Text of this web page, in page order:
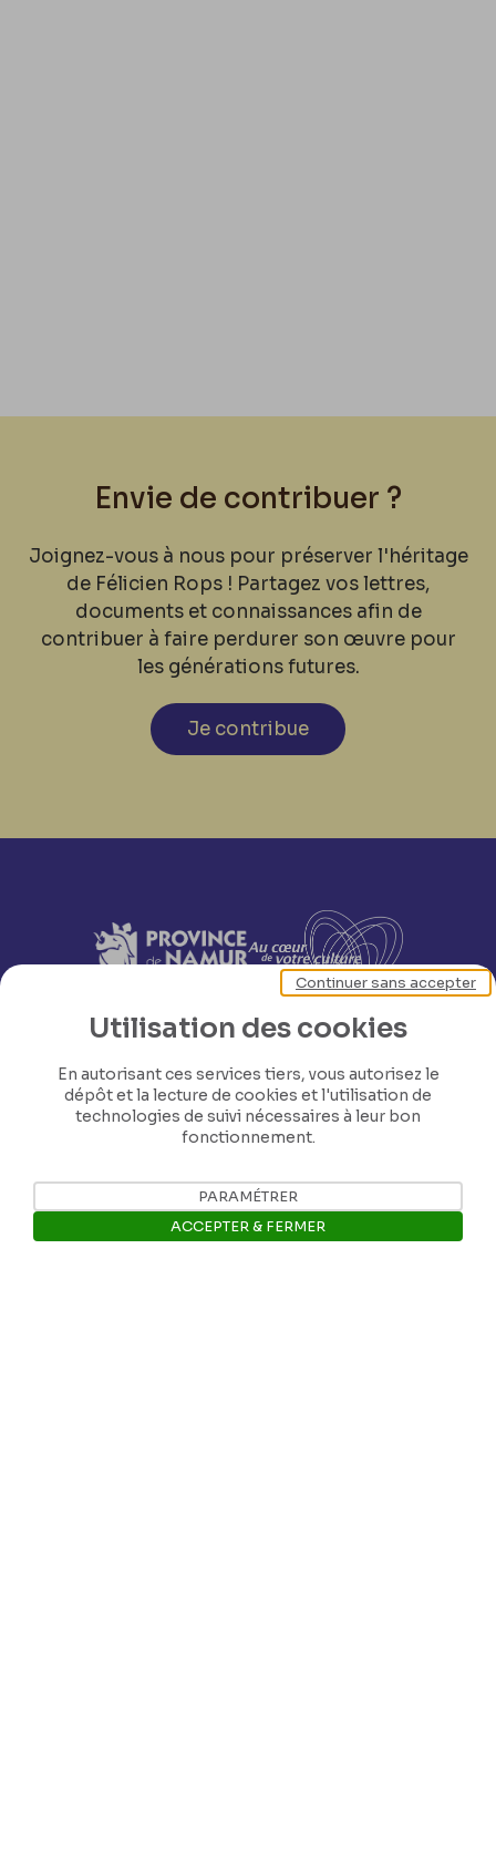
Envie de contribuer ?
Joignez-vous à nous pour préserver l'héritage
de Félicien Rops ! Partagez vos lettres,
documents et connaissances afin de
contribuer à faire perdurer son œuvre pour
les générations futures.
Je contribue
Utilisation des cookies
En autorisant ces services tiers, vous autorisez le
dépôt et la lecture de cookies et l'utilisation de
technologies de suivi nécessaires à leur bon
fonctionnement.
Continuer sans accepter
PARAMÉTRER
ACCEPTER & FERMER